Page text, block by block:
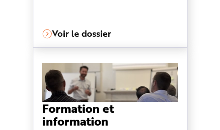
Voir le dossier
Formation et
information